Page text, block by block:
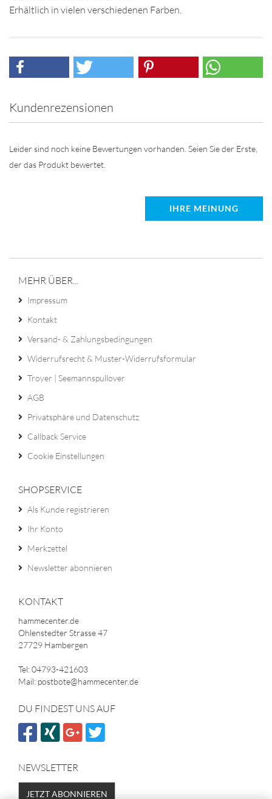
Erhältlich in vielen verschiedenen Farben.
Kundenrezensionen
Leider sind noch keine Bewertungen vorhanden. Seien Sie der Erste,
der das Produkt bewertet.
IHRE MEINUNG
MEHR ÜBER...
Impressum
Kontakt
Versand- & Zahlungsbedingungen
Widerrufsrecht & Muster-Widerrufsformular
Troyer | Seemannspullover
AGB
Privatsphäre und Datenschutz
Callback Service
Cookie Einstellungen
SHOPSERVICE
Als Kunde registrieren
Ihr Konto
Merkzettel
Newsletter abonnieren
KONTAKT
hammecenter.de
Ohlenstedter Strasse 47
27729 Hambergen
Tel: 04793-421603
Mail: postbote@hammecenter.de
DU FINDEST UNS AUF
NEWSLETTER
JETZT ABONNIEREN